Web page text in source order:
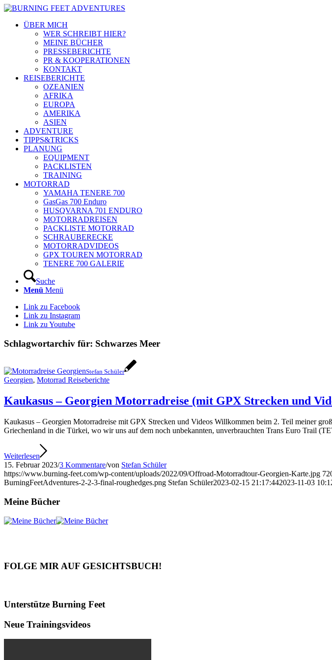
ÜBER MICH
WER SCHREIBT HIER?
MEINE BÜCHER
PRESSEBERICHTE
PR & KOOPERATIONEN
KONTAKT
REISEBERICHTE
OZEANIEN
AFRIKA
EUROPA
AMERIKA
ASIEN
ADVENTURE
TIPPS&TRICKS
PLANUNG
EQUIPMENT
PACKLISTEN
TRAINING
MOTORRAD
YAMAHA TENERE 700
GasGas 700 Enduro
HUSQVARNA 701 ENDURO
MOTORRADREISEN
PACKLISTE MOTORRAD
SCHRAUBERECKE
MOTORRADVIDEOS
GPX TOUREN MOTORRAD
TENERE 700 GALERIE
Suche
Menü Menü
Link zu Facebook
Link zu Instagram
Link zu Youtube
Schlagwortarchiv für: Schwarzes Meer
Stefan Schüler
Georgien, Motorrad Reiseberichte
Kaukasus – Georgien Motorradreise (mit GPX Strecken und
Kaukasus – Georgien Motorradreise mit GPX Strecken und Videos Willkommen beim 2. Teil meiner
Griechenland in die Türkei, wo wir uns auf dem noch unbekannten, unverbrauchten Trans Euro Trail
Weiterlesen
15. Februar 2023/3 Kommentare/von Stefan Schüler
https://www.burning-feet.com/wp-content/uploads/2022/09/Offroad-Motorradtour-Georgien-Karte.jpg
BurningFeetAdventures-2-2-3-final-roughedges.png Stefan Schüler2023-02-15 21:17:442023-11-03
Meine Bücher
FOLGE MIR AUF GESICHTSBUCH!
Unterstütze Burning Feet
Neue Trainingsvideos